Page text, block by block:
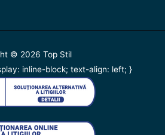
© 2026 Top Stil
inline-block; text-align: left; }